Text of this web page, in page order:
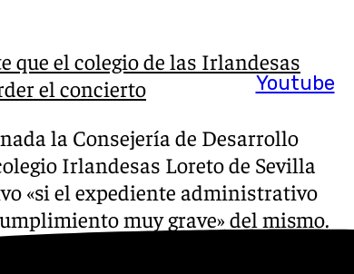
Youtube
que el colegio de las Irlandesas
el concierto
la Consejería de Desarrollo
Irlandesas Loreto de Sevilla
«si el expediente administrativo
muy grave» del mismo.
posibles responsabilidades, así